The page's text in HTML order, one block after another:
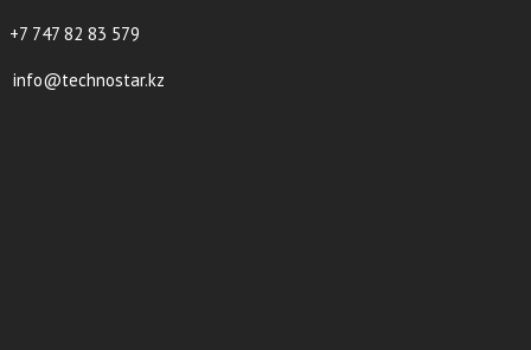
+7 747 82 83 579
info@technostar.kz